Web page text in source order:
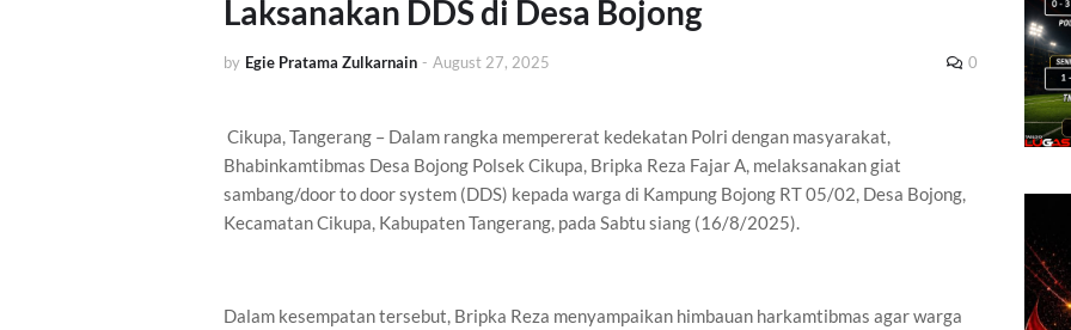
Laksanakan DDS di Desa Bojong
by Egie Pratama Zulkarnain - August 27, 2025 0
Cikupa, Tangerang – Dalam rangka mempererat kedekatan Polri dengan masyarakat,
Bhabinkamtibmas Desa Bojong Polsek Cikupa, Bripka Reza Fajar A, melaksanakan giat
sambang/door to door system (DDS) kepada warga di Kampung Bojong RT 05/02, Desa Bojong,
Kecamatan Cikupa, Kabupaten Tangerang, pada Sabtu siang (16/8/2025).
Dalam kesempatan tersebut, Bripka Reza menyampaikan himbauan harkamtibmas agar warga